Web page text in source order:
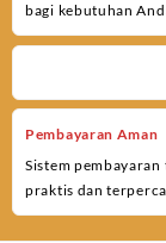
bagi kebutuhan
Pembayaran Aman
Sistem
praktis dan